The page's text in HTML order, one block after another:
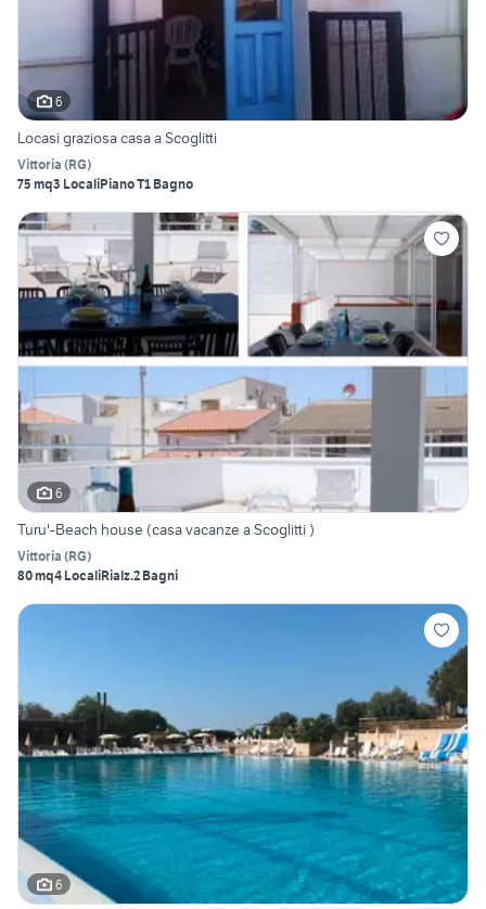
6
Locasi graziosa casa a Scoglitti
Vittoria (RG)
75 mq3 LocaliPiano T1 Bagno
6
Turu'-Beach house (casa vacanze a Scoglitti )
Vittoria (RG)
80 mq4 LocaliRialz.2 Bagni
6